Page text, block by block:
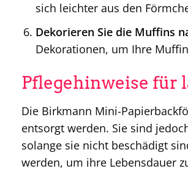
sich leichter aus den
Dekorieren Sie die Muffins
Dekorationen, um Ihre
Pflegehinweise für
Die Birkmann Mini-
entsorgt werden. Sie sind
solange sie nicht beschädigt
werden, um ihre Lebensdauer